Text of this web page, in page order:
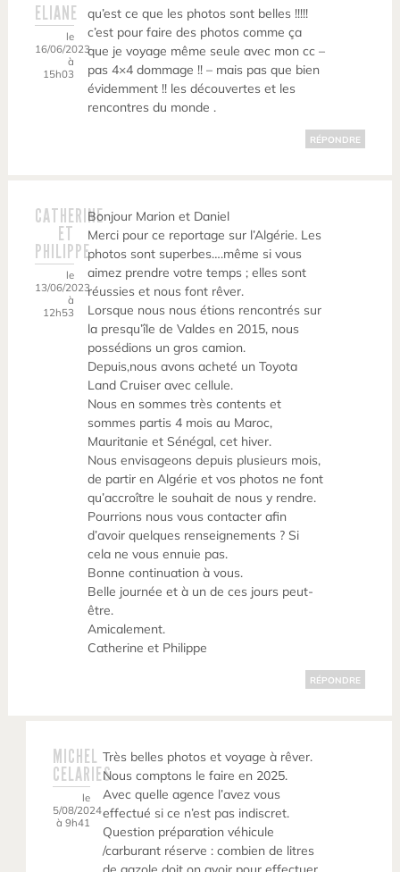
ELIANE
le
16/06/2023
à
15h03
qu’est ce que les photos sont belles !!!!!
c’est pour faire des photos comme ça
que je voyage même seule avec mon cc –
pas 4×4 dommage !! – mais pas que bien
évidemment !! les découvertes et les
rencontres du monde .
RÉPONDRE
CATHERINE
ET
PHILIPPE
le
13/06/2023
à
12h53
Bonjour Marion et Daniel
Merci pour ce reportage sur l’Algérie. Les
photos sont superbes….même si vous
aimez prendre votre temps ; elles sont
réussies et nous font rêver.
Lorsque nous nous étions rencontrés sur
la presqu’île de Valdes en 2015, nous
possédions un gros camion.
Depuis,nous avons acheté un Toyota
Land Cruiser avec cellule.
Nous en sommes très contents et
sommes partis 4 mois au Maroc,
Mauritanie et Sénégal, cet hiver.
Nous envisageons depuis plusieurs mois,
de partir en Algérie et vos photos ne font
qu’accroître le souhait de nous y rendre.
Pourrions nous vous contacter afin
d’avoir quelques renseignements ? Si
cela ne vous ennuie pas.
Bonne continuation à vous.
Belle journée et à un de ces jours peut-
être.
Amicalement.
Catherine et Philippe
RÉPONDRE
MICHEL
CELARIES
le
5/08/2024
à 9h41
Très belles photos et voyage à rêver.
Nous comptons le faire en 2025.
Avec quelle agence l’avez vous
effectué si ce n’est pas indiscret.
Question préparation véhicule
/carburant réserve : combien de litres